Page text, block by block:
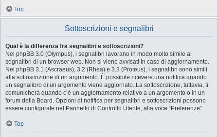
Top
Sottoscrizioni e segnalibri
Qual è la differenza fra segnalibri e sottoscrizioni?
Nel phpBB 3.0 (Olympus), i segnalibri lavorano in modo molto simile ai
segnalibri di un browser web. Non si viene avvisati in caso di aggiornamento.
Nel phpBB 3.1 (Ascraeus), 3.2 (Rhea) e 3.3 (Proteus), i segnalibri sono simili
alla sottoscrizione di un argomento. È possibile ricevere una notifica quando
un segnalibro di un argomento viene aggiornato. La sottoscrizione, tuttavia, ti
comunicherà quando c’è un aggiornamento relativo a un argomento o in un
forum della Board. Opzioni di notifica per segnalibri e sottoscrizioni possono
essere configurate nel Pannello di Controllo Utente, alla voce “Preferenze”.
Top